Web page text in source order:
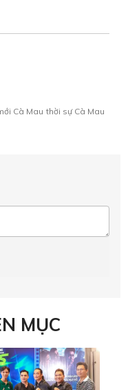
Cà Mau thời sự Cà Mau
MỤC